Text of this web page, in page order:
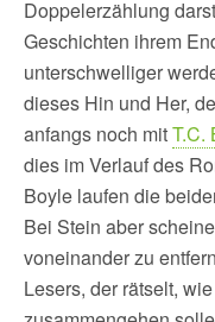
Doppelerzählung
Geschichten ihrem
unterschwelliger
dieses Hin und Her,
anfangs noch mitT.C.
dies im Verlauf des
Boyle laufen die
Bei Stein aber
voneinander zu
Lesers, der rätselt,